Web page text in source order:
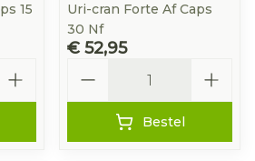
15
Uri-cran Forte Af Caps
30 Nf
€ 52,95
Bestel